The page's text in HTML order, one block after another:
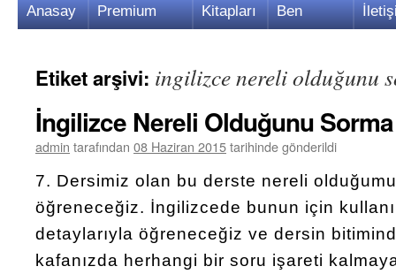
İçeriğe
Anasay Premium Kitapları Ben
Etiket arşivi: ingilizce nereli olduğunu
İngilizce Nereli Olduğunu
admin tarafından 08 Haziran 2015tarihinde gönderildi
7. Dersimiz olan bu derste nereli
öğreneceğiz. İngilizcede bunun için
detaylarıyla öğreneceğiz ve dersin
kafanızda herhangi bir soru işareti